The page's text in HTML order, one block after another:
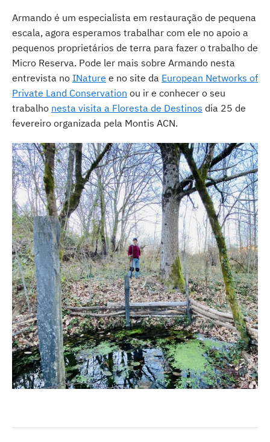
Armando é um especialista em restauração de pequena
escala, agora esperamos trabalhar com ele no apoio a
pequenos proprietários de terra para fazer o trabalho de
Micro Reserva. Pode ler mais sobre Armando nesta
entrevista no INature e no site da European Networks of
Private Land Conservation ou ir e conhecer o seu
trabalho nesta visita a Floresta de Destinos dia 25 de
fevereiro organizada pela Montis ACN.